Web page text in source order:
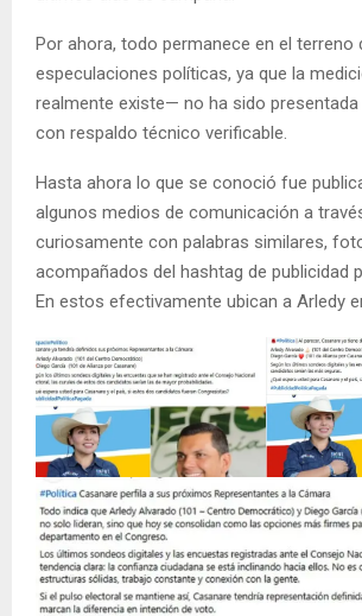
Por ahora, todo permanece en el terreno
especulaciones políticas, ya que la
realmente existe— no ha sido presentada
con respaldo técnico verificable.
Hasta ahora lo que se conoció fue
algunos medios de comunicación a
curiosamente con palabras similares,
acompañados del hashtag de publicidad
En estos efectivamente ubican a Arledy